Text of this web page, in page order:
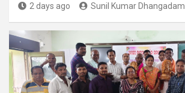
2 days ago Sunil Kumar